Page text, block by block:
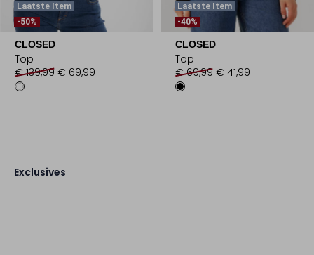
Laatste Item
-50%
CLOSED
Top
€ 139,99 € 69,99
Laatste Item
-40%
CLOSED
Top
€ 69,99 € 41,99
Exclusives